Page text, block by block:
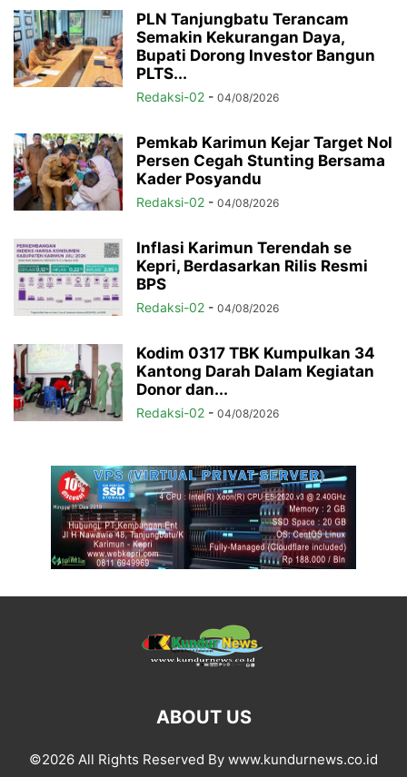
PLN Tanjungbatu Terancam
Semakin Kekurangan Daya,
Bupati Dorong Investor Bangun
PLTS...
Redaksi-02 - 04/08/2026
Pemkab Karimun Kejar Target Nol
Persen Cegah Stunting Bersama
Kader Posyandu
Redaksi-02 - 04/08/2026
Inflasi Karimun Terendah se
Kepri, Berdasarkan Rilis Resmi
BPS
Redaksi-02 - 04/08/2026
Kodim 0317 TBK Kumpulkan 34
Kantong Darah Dalam Kegiatan
Donor dan...
Redaksi-02 - 04/08/2026
ABOUT US
©2026 All Rights Reserved By www.kundurnews.co.id